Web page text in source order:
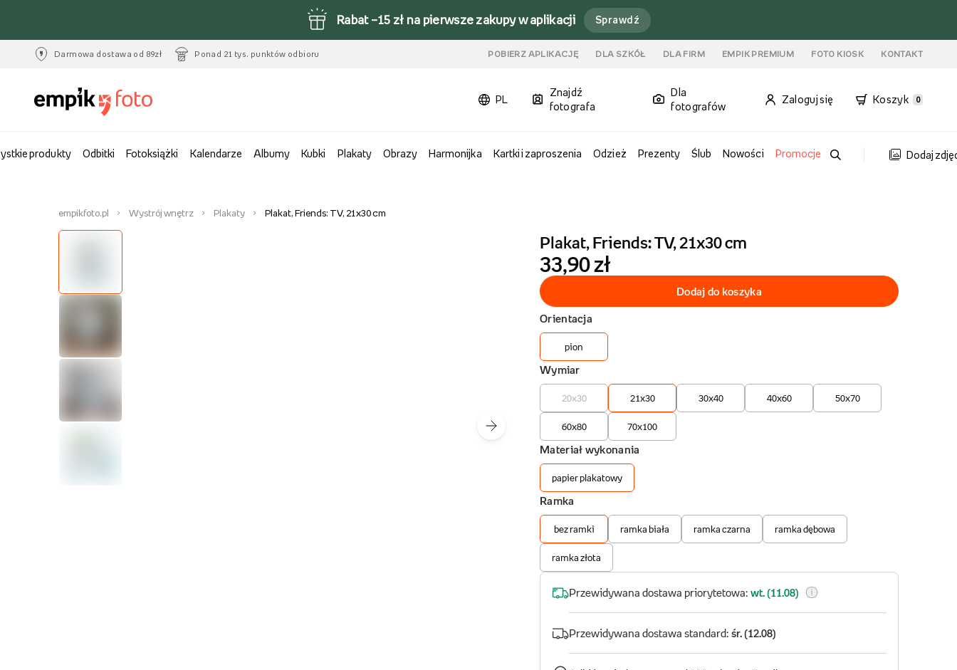
Rabat –15 zł na pierwsze zakupy w aplikacji Sprawdź
Darmowa dostawa od 89zł Ponad 21 tys. punktów odbioru POBIERZ APLIKACJĘ DLA SZKÓŁ DLA FIRM EMPIK PREMIUM FOTO KIOSK KONTAKT
PL
Znajdź
fotografa
Dla
fotografów
Zaloguj się Koszyk 0
produkty Odbitki Fotoksiążki Kalendarze Albumy Kubki Plakaty Obrazy Harmonijka Kartki i zaproszenia Odzież Prezenty Ślub Nowości Promocje Dodaj
empikfoto.pl Wystrój wnętrz Plakaty Plakat, Friends: TV, 21x30 cm